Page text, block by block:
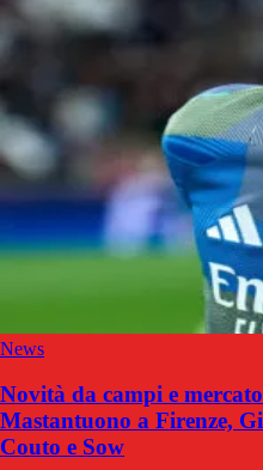
News
Novità da campi e
Mastantuono a Firenze,
Couto e Sow